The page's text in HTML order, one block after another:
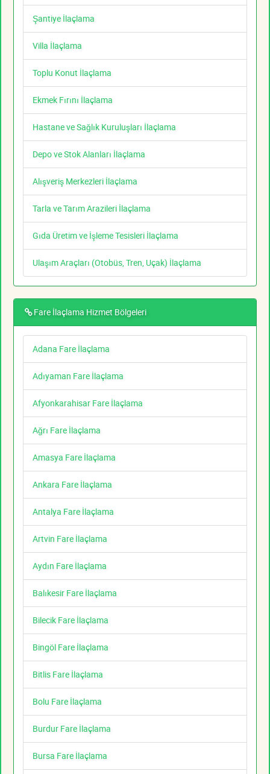
Şantiye İlaçlama
Villa İlaçlama
Toplu Konut İlaçlama
Ekmek Fırını İlaçlama
Hastane ve Sağlık Kuruluşları İlaçlama
Depo ve Stok Alanları İlaçlama
Alışveriş Merkezleri İlaçlama
Tarla ve Tarım Arazileri İlaçlama
Gıda Üretim ve İşleme Tesisleri İlaçlama
Ulaşım Araçları (Otobüs, Tren, Uçak) İlaçlama
Fare İlaçlama Hizmet Bölgeleri
Adana Fare İlaçlama
Adıyaman Fare İlaçlama
Afyonkarahisar Fare İlaçlama
Ağrı Fare İlaçlama
Amasya Fare İlaçlama
Ankara Fare İlaçlama
Antalya Fare İlaçlama
Artvin Fare İlaçlama
Aydın Fare İlaçlama
Balıkesir Fare İlaçlama
Bilecik Fare İlaçlama
Bingöl Fare İlaçlama
Bitlis Fare İlaçlama
Bolu Fare İlaçlama
Burdur Fare İlaçlama
Bursa Fare İlaçlama